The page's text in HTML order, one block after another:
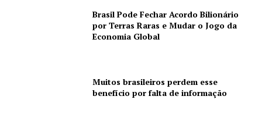
Brasil Pode Fechar Acordo Bilionário
por Terras Raras e Mudar o Jogo da
Economia Global
Muitos brasileiros perdem esse
benefício por falta de informação